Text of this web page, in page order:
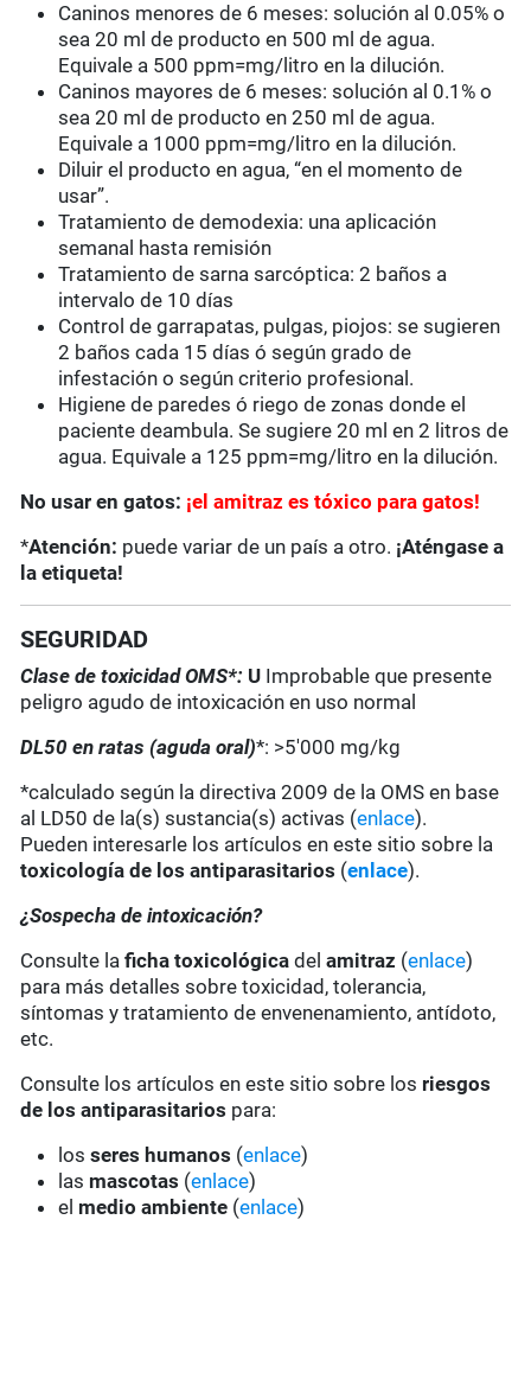
Caninos menores de 6 meses: solución al 0.05% o
sea 20 ml de producto en 500 ml de agua.
Equivale a 500 ppm=mg/litro en la dilución.
Caninos mayores de 6 meses: solución al 0.1% o
sea 20 ml de producto en 250 ml de agua.
Equivale a 1000 ppm=mg/litro en la dilución.
Diluir el producto en agua, “en el momento de
usar”.
Tratamiento de demodexia: una aplicación
semanal hasta remisión
Tratamiento de sarna sarcóptica: 2 baños a
intervalo de 10 días
Control de garrapatas, pulgas, piojos: se sugieren
2 baños cada 15 días ó según grado de
infestación o según criterio profesional.
Higiene de paredes ó riego de zonas donde el
paciente deambula. Se sugiere 20 ml en 2 litros de
agua. Equivale a 125 ppm=mg/litro en la dilución.
No usar en gatos: ¡el amitraz es tóxico para gatos!
*Atención: puede variar de un país a otro. ¡Aténgase a
la etiqueta!
SEGURIDAD
Clase de toxicidad OMS*: U Improbable que presente
peligro agudo de intoxicación en uso normal
DL50 en ratas (aguda oral)*: >5'000 mg/kg
*calculado según la directiva 2009 de la OMS en base
al LD50 de la(s) sustancia(s) activas (enlace).
Pueden interesarle los artículos en este sitio sobre la
toxicología de los antiparasitarios (enlace).
¿Sospecha de intoxicación?
Consulte laficha toxicológica delamitraz (enlace)
para más detalles sobre toxicidad, tolerancia,
síntomas y tratamiento de envenenamiento, antídoto,
etc.
Consulte los artículos en este sitio sobre los riesgos
de los antiparasitarios para:
losseres humanos (enlace)
las mascotas (enlace)
el medio ambiente (enlace)